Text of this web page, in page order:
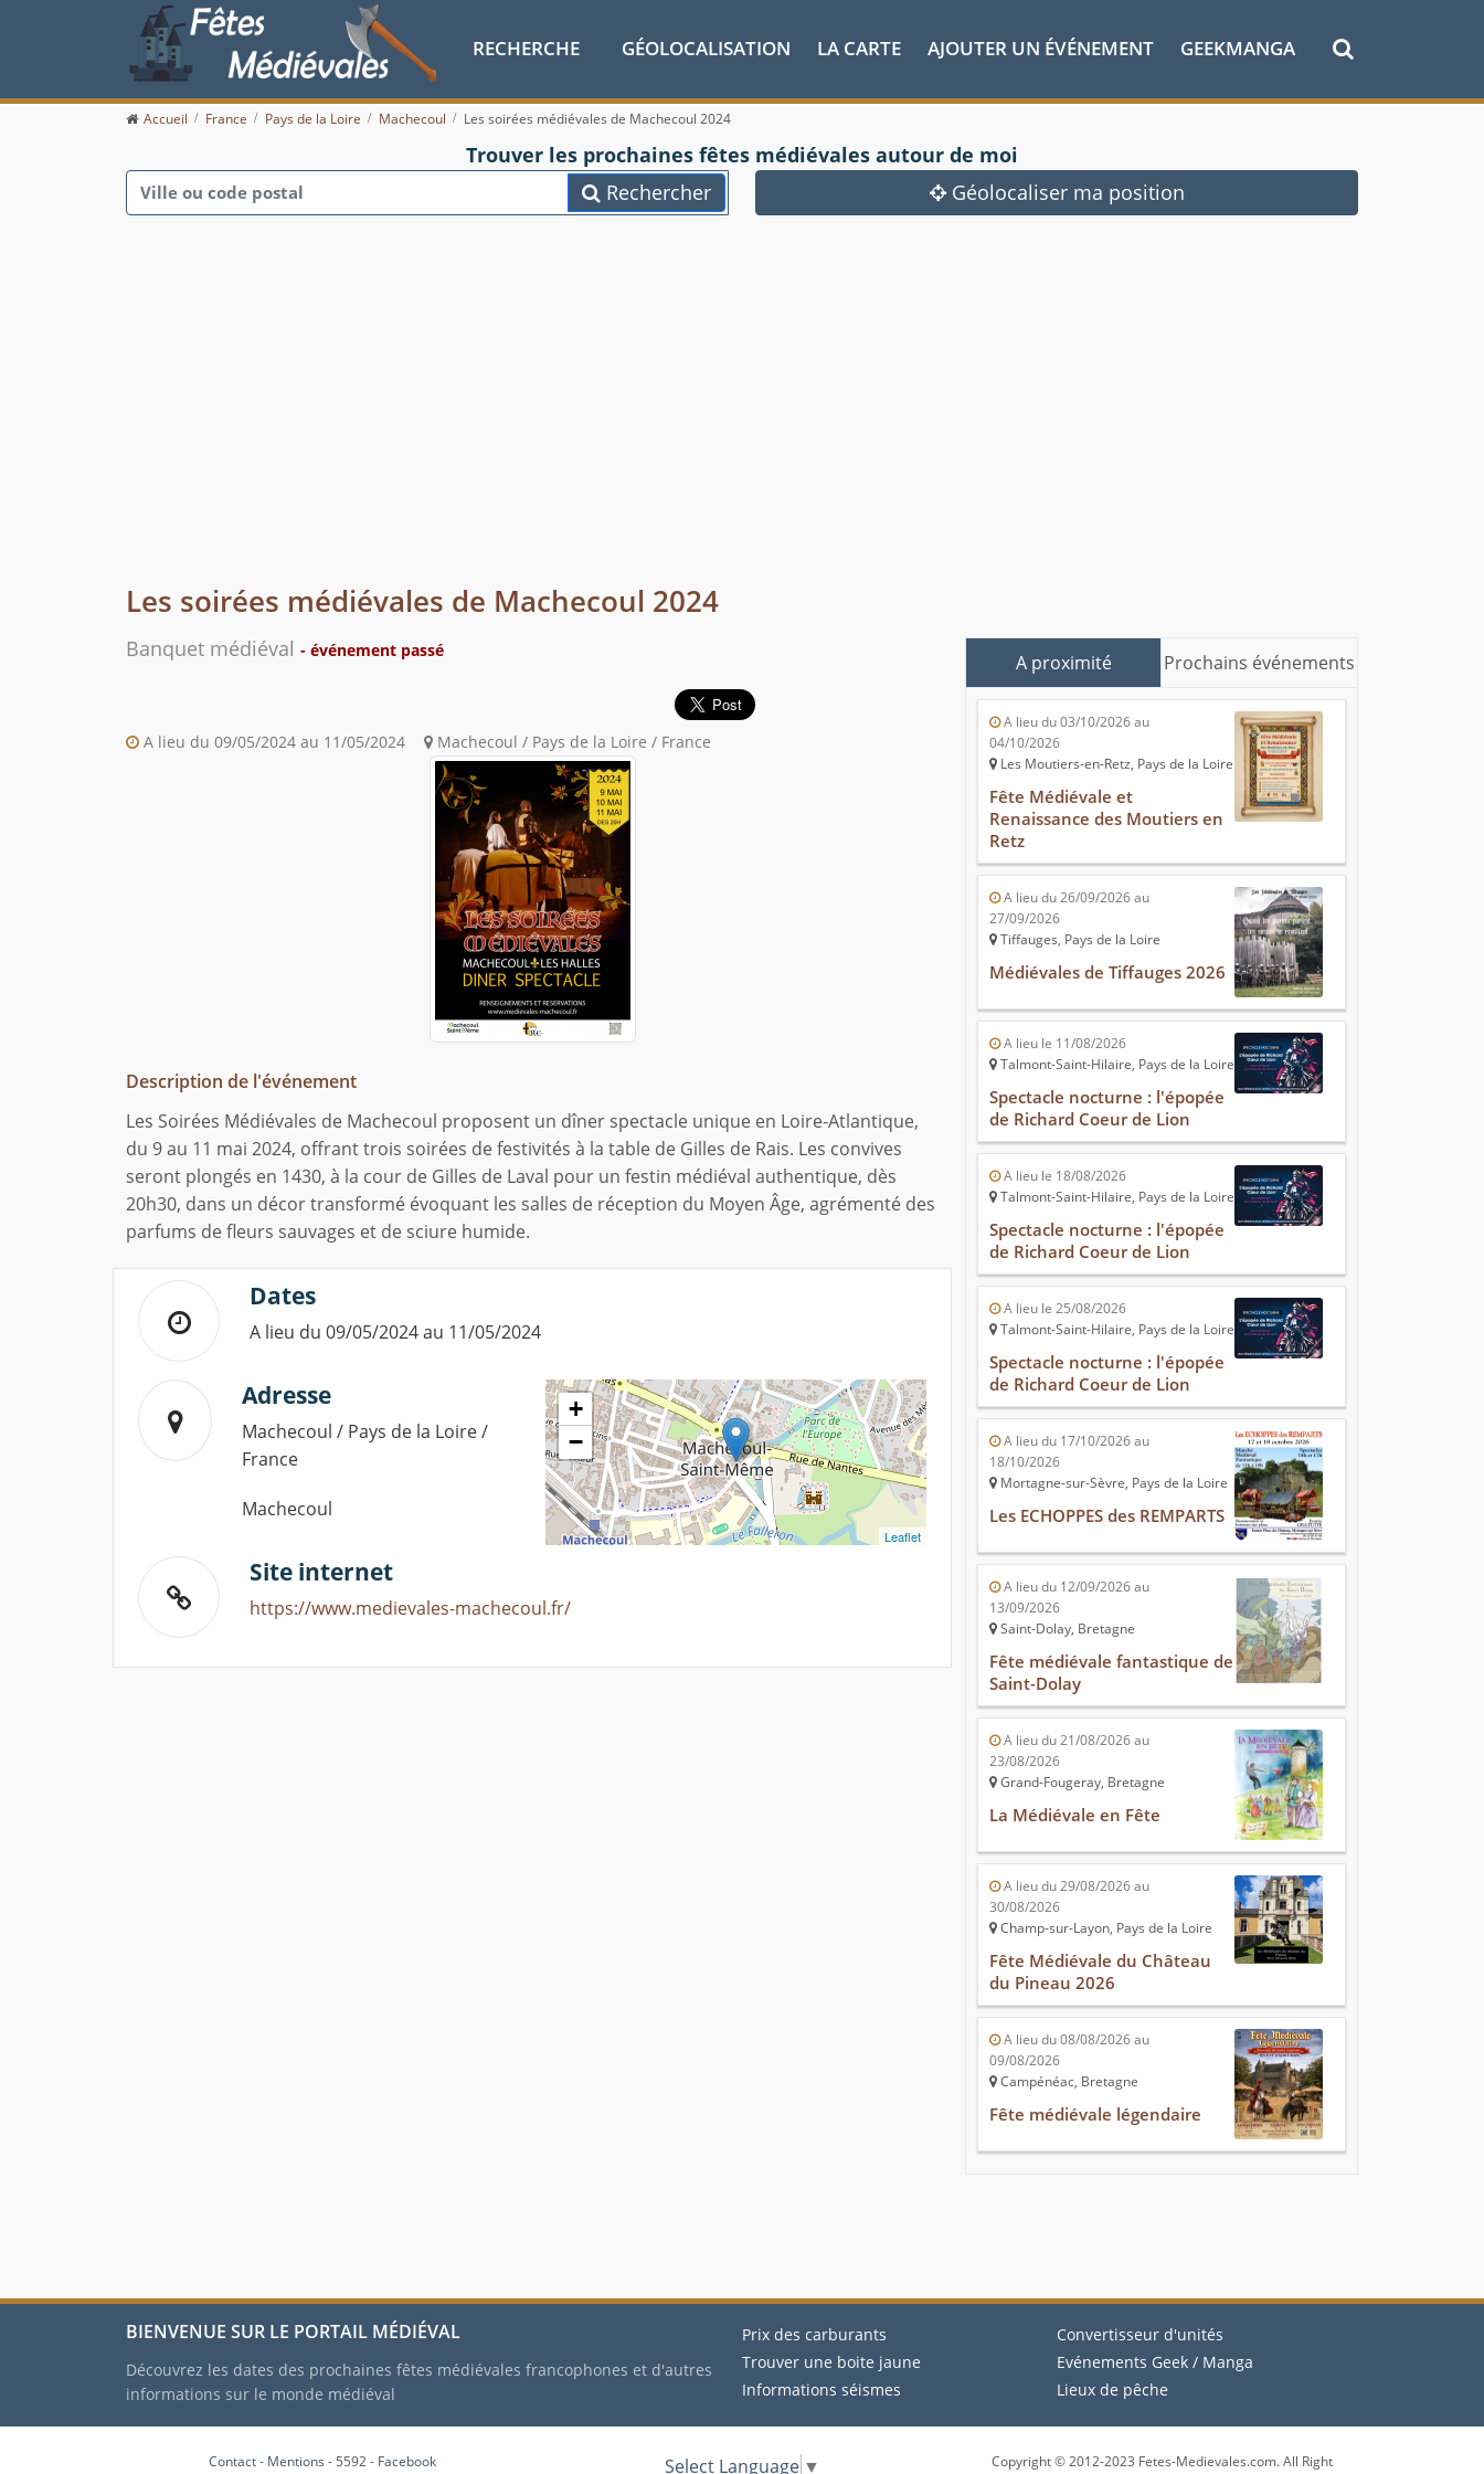
RECHERCHE GÉOLOCALISATION LA CARTE AJOUTER UN ÉVÉNEMENT GEEKMANGA
Accueil France Pays de la Loire Machecoul Les soirées médiévales de Machecoul 2024
Trouver les prochaines fêtes médiévales autour de moi
Rechercher
Géolocaliser ma position
Les soirées médiévales de Machecoul 2024
Banquet médiéval - événement passé
A lieu du 09/05/2024 au 11/05/2024 Machecoul / Pays de la Loire / France
Description de l'événement
Les Soirées Médiévales de Machecoul proposent un dîner spectacle unique en Loire-Atlantique,
du 9 au 11 mai 2024, offrant trois soirées de festivités à la table de Gilles de Rais. Les convives
seront plongés en 1430, à la cour de Gilles de Laval pour un festin médiéval authentique, dès
20h30, dans un décor transformé évoquant les salles de réception du Moyen Âge, agrémenté des
parfums de fleurs sauvages et de sciure humide.
Dates
A lieu du 09/05/2024 au 11/05/2024
Adresse
Machecoul / Pays de la Loire /
France
Machecoul
+
−
Leaflet
Site internet
https://www.medievales-machecoul.fr/
A proximité Prochains événements
A lieu du 03/10/2026 au
04/10/2026
Les Moutiers-en-Retz, Pays de la Loire
Fête Médiévale et
Renaissance des Moutiers en
Retz
A lieu du 26/09/2026 au
27/09/2026
Tiffauges, Pays de la Loire
Médiévales de Tiffauges 2026
A lieu le 11/08/2026
Talmont-Saint-Hilaire, Pays de la Loire
Spectacle nocturne : l'épopée
de Richard Coeur de Lion
A lieu le 18/08/2026
Talmont-Saint-Hilaire, Pays de la Loire
Spectacle nocturne : l'épopée
de Richard Coeur de Lion
A lieu le 25/08/2026
Talmont-Saint-Hilaire, Pays de la Loire
Spectacle nocturne : l'épopée
de Richard Coeur de Lion
A lieu du 17/10/2026 au
18/10/2026
Mortagne-sur-Sèvre, Pays de la Loire
Les ECHOPPES des REMPARTS
A lieu du 12/09/2026 au
13/09/2026
Saint-Dolay, Bretagne
Fête médiévale fantastique de
Saint-Dolay
A lieu du 21/08/2026 au
23/08/2026
Grand-Fougeray, Bretagne
La Médiévale en Fête
A lieu du 29/08/2026 au
30/08/2026
Champ-sur-Layon, Pays de la Loire
Fête Médiévale du Château
du Pineau 2026
A lieu du 08/08/2026 au
09/08/2026
Campénéac, Bretagne
Fête médiévale légendaire
BIENVENUE SUR LE PORTAIL MÉDIÉVAL
Découvrez les dates des prochaines fêtes médiévales francophones et d'autres
informations sur le monde médiéval
Prix des carburants
Trouver une boite jaune
Informations séismes
Convertisseur d'unités
Evénements Geek / Manga
Lieux de pêche
Contact- Mentions - 5592 - Facebook Select Language ▼
Copyright © 2012-2023 Fetes-Medievales.com. All Right